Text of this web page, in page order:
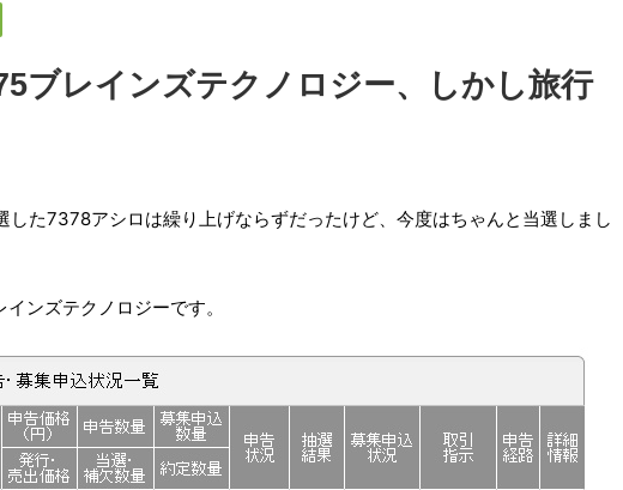
ブレインズテクノロジー、しかし旅行
した7378アシロは繰り上げならずだったけど、今度はちゃんと当選しまし
ンズテクノロジーです。